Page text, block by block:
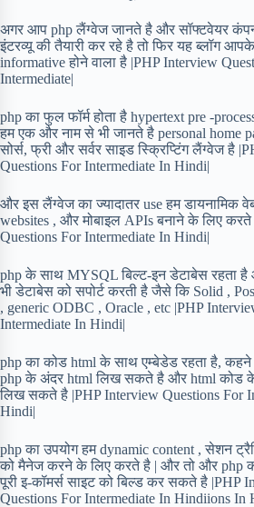
अगर आप php लैंग्वेज जानते है और सॉफ्टवेयर
इंटरव्यू की तैयारी कर रहे है तो फिर यह ब्लॉग
informative होने वाला है |PHP Interview
Intermediate|
php का फुल फॉर्म होता है hypertext pre -
हम एक और नाम से भी जानते है personal home
सोर्स, फ्री और सर्वर साइड स्क्रिप्टिंग लैंग्वेज है
Questions For Intermediate In Hindi|
और इस लैंग्वेज का ज्यादातर use हम डायनामिक
websites , और मोबाइल APIs बनाने के लिए
Questions For Intermediate In Hindi|
php के साथ MYSQL बिल्ट-इन डेटाबेस रहता
भी डेटाबेस को सपोर्ट करती है जैसे कि Solid ,
, generic ODBC , Oracle , etc |PHP
Intermediate In Hindi|
php का कोड html के साथ एम्बेडेड रहता है,
php के अंदर html लिख सकते है और html कोड
लिख सकते है |PHP Interview Questions For
Hindi|
php का उपयोग हम dynamic content , सेशन
को मैनेज करने के लिए करते है | और तो और php
पूरी इ-कॉमर्स साइट को बिल्ड कर सकते है |PHP
Questions For Intermediate In Hindiions In